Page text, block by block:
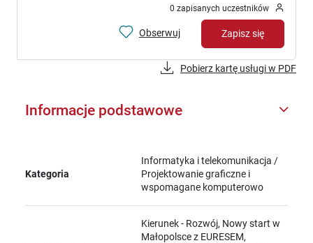
0 zapisanych uczestników
Obserwuj Zapisz się
Pobierz kartę usługi w PDF
Informacje podstawowe
Kategoria
Informatyka i telekomunikacja /
Projektowanie graficzne i
wspomagane komputerowo
Kierunek - Rozwój, Nowy start w
Małopolsce z EURESEM,